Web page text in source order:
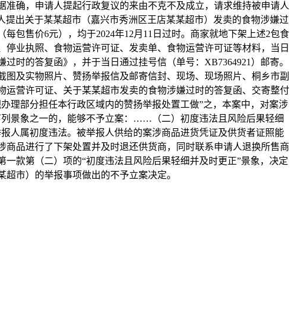
确，申请人提起行政复议的来由不克不及成立，请求维持被申请人
出关于某某超市（嘉兴市秀洲区王店某某超市）发卖的食物涉嫌过
包售价6元），均于2024年12月11日过时。商家就地下架上述2包食
业执照、食物运营许可证、发卖单、食物运营许可证等材料，当日
时的答复函》，并于当日通过挂号信（单号：XB7364921）邮寄。
及实物照片、赞扬举报信及邮寄信封、现场、现场照片、桐乡市副
营许可证、关于某某超市发卖的食物涉嫌过时的答复函、交寄整付
理部分担任本行政区域内的赞扬举报处置工做”之，本案中，对案涉
景象之一的，能够不予立案：……（二）初度违法且风险后果轻细
人属初度违法。被举报人供给的案涉商品进货凭证及供货者证照能
品进行了下架处置并及时退还供货商，同时联系申请人退换所售商
款第（二）项的“初度违法且风险后果轻细并及时更正”景象，决定
市）的举报事项做出的不予立案决定。